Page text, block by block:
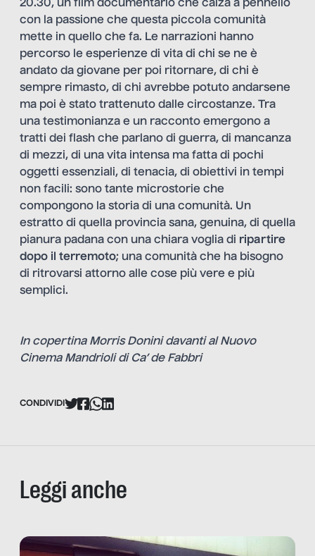
20.30, un film documentario che calza a pennello
con la passione che questa piccola comunità
mette in quello che fa. Le narrazioni hanno
percorso le esperienze di vita di chi se ne è
andato da giovane per poi ritornare, di chi è
sempre rimasto, di chi avrebbe potuto andarsene
ma poi è stato trattenuto dalle circostanze. Tra
una testimonianza e un racconto emergono a
tratti dei flash che parlano di guerra, di mancanza
di mezzi, di una vita intensa ma fatta di pochi
oggetti essenziali, di tenacia, di obiettivi in tempi
non facili: sono tante microstorie che
compongono la storia di una comunità. Un
estratto di quella provincia sana, genuina, di quella
pianura padana con una chiara voglia di ripartire
dopo il terremoto; una comunità che ha bisogno
di ritrovarsi attorno alle cose più vere e più
semplici.
In copertina Morris Donini davanti al Nuovo
Cinema Mandrioli di Ca’ de Fabbri
CONDIVIDI
Leggi anche